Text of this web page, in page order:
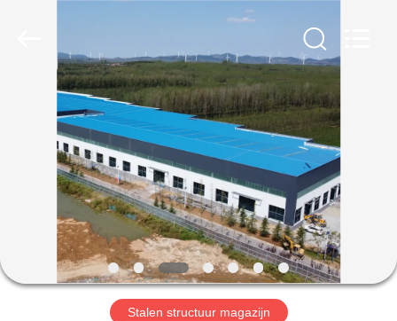
HUIS
PRODUCTEN
VIDEOS
VR-
SHOW
Stalen structuur magazijn